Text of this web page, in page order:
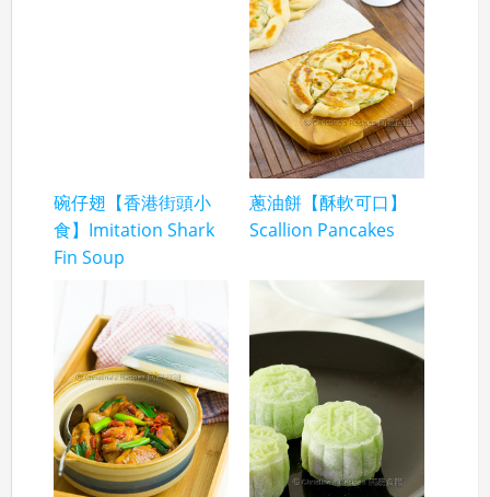
碗仔翅【香港街頭小
食】Imitation Shark
Fin Soup
蔥油餅【酥軟可口】
Scallion Pancakes